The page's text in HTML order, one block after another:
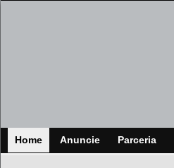
Home Anuncie Parceria